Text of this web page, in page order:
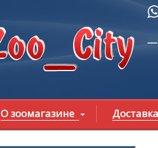
О зоомагазине Доставка